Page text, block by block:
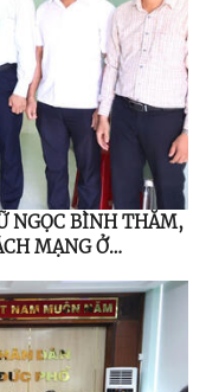
NGỌC BÌNH THĂM,
MẠNG Ở